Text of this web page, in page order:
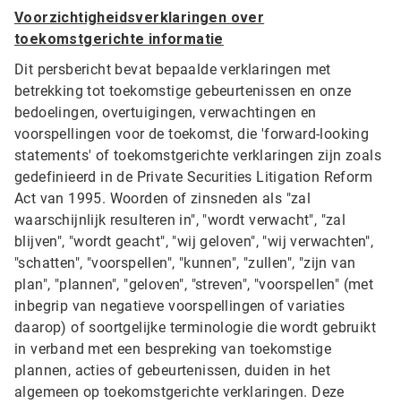
Voorzichtigheidsverklaringen over
toekomstgerichte informatie
Dit persbericht bevat bepaalde verklaringen met
betrekking tot toekomstige gebeurtenissen en onze
bedoelingen, overtuigingen, verwachtingen en
voorspellingen voor de toekomst, die 'forward-looking
statements' of toekomstgerichte verklaringen zijn zoals
gedefinieerd in de Private Securities Litigation Reform
Act van 1995. Woorden of zinsneden als "zal
waarschijnlijk resulteren in", "wordt verwacht", "zal
blijven", "wordt geacht", "wij geloven", "wij verwachten",
"schatten", "voorspellen", "kunnen", "zullen", "zijn van
plan", "plannen", "geloven", "streven", "voorspellen" (met
inbegrip van negatieve voorspellingen of variaties
daarop) of soortgelijke terminologie die wordt gebruikt
in verband met een bespreking van toekomstige
plannen, acties of gebeurtenissen, duiden in het
algemeen op toekomstgerichte verklaringen. Deze